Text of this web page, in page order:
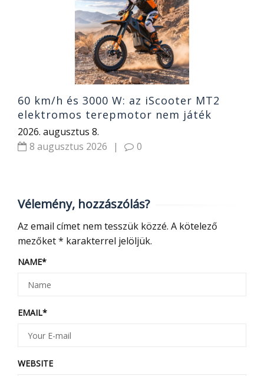
60 km/h és 3000 W: az iScooter MT2
elektromos terepmotor nem játék
2026. augusztus 8.
8 augusztus 2026
| 0
Vélemény, hozzászólás?
Az email címet nem tesszük közzé. A kötelező
mezőket* karakterrel jelöljük.
NAME*
EMAIL*
WEBSITE